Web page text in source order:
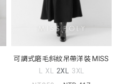
可調式磨毛斜紋吊帶洋裝 MISS
L XL 2XL 3XL